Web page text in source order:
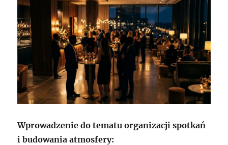
Wprowadzenie do tematu organizacji spotkań
i budowania atmosfery: